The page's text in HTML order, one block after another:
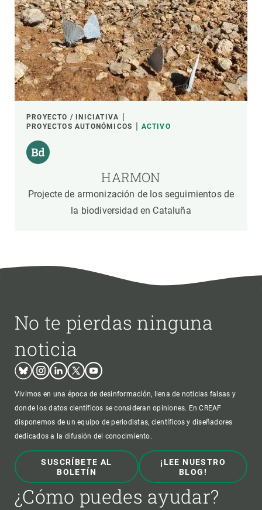
PROYECTO / INICIATIVA
PROYECTOS AUTONÓMICOS
ACTIVO
HARMON
Projecte de armonización de los seguimientos de
la biodiversidad en Cataluña
No te pierdas ninguna
noticia
BlueskyInstagram
LinkedinTwitterYoutube
Vivimos en una época de desinformación, llena de noticias falsas y
donde los datos científicos se consideran opiniones. En CREAF
disponemos de un equipo de periodistas, científicos y diseñadores
dedicados a la difusión del conocimiento.
SUSCRÍBETE AL
BOLETÍN
¡LEE NUESTRO
BLOG!
¿Cómo puedes ayudar?